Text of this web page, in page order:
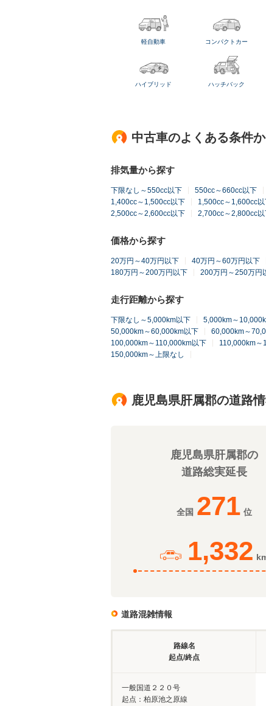
軽自動車 コンパクトカー
ハイブリッド ハッチバック
中古車のよくある条件
排気量から探す
下限なし～550cc以下 550cc～660cc以下
1,400cc～1,500cc以下
1,500cc～1,600cc
2,500cc～2,600cc以下
2,700cc～2,800cc以
価格から探す
20万円～40万円以下 40万円～60万円以下
180万円～200万円以下
200万円～250万円
走行距離から探す
下限なし～5,000km以下 5,000km～
50,000km～60,000km以下
60,000km～
100,000km～110,000km以下
110,000km～
150,000km～上限なし
鹿児島県肝属郡の道路
鹿児島県肝属郡の
道路総実延長
全国 271 位
1,332
道路混雑情報
路線名
起点/終点
一般国道２２０号
起点：柏原池之原線